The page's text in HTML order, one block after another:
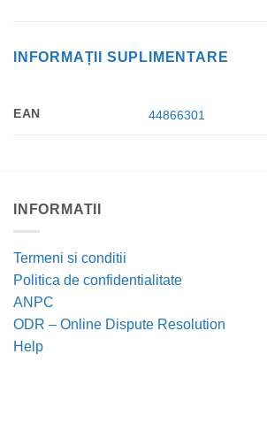
INFORMAȚII SUPLIMENTARE
EAN 44866301
INFORMATII
Termeni si conditii
Politica de confidentialitate
ANPC
ODR – Online Dispute Resolution
Help